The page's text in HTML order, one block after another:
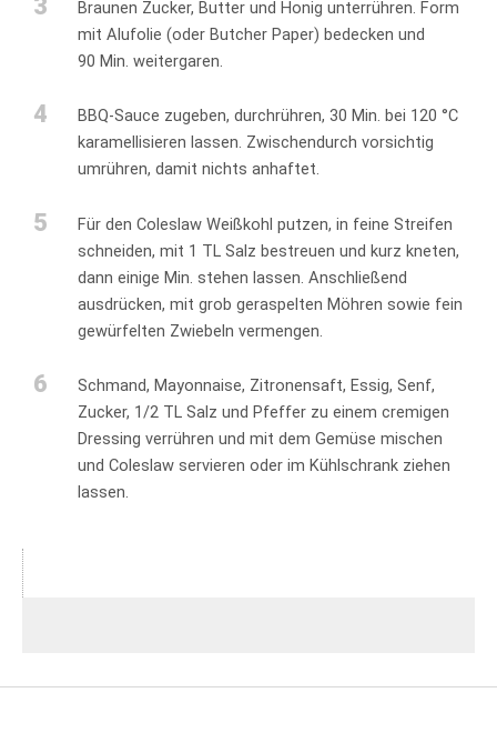
3
Braunen Zucker, Butter und Honig unterrühren. Form
mit Alufolie (oder Butcher Paper) bedecken und
90 Min. weitergaren.
4
BBQ-Sauce zugeben, durchrühren, 30 Min. bei 120 °C
karamellisieren lassen. Zwischendurch vorsichtig
umrühren, damit nichts anhaftet.
5
Für den Coleslaw Weißkohl putzen, in feine Streifen
schneiden, mit 1 TL Salz bestreuen und kurz kneten,
dann einige Min. stehen lassen. Anschließend
ausdrücken, mit grob geraspelten Möhren sowie fein
gewürfelten Zwiebeln vermengen.
6
Schmand, Mayonnaise, Zitronensaft, Essig, Senf,
Zucker, 1/2 TL Salz und Pfeffer zu einem cremigen
Dressing verrühren und mit dem Gemüse mischen
und Coleslaw servieren oder im Kühlschrank ziehen
lassen.